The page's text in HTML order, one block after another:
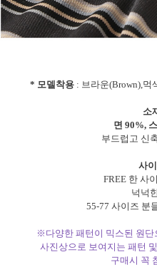
* 모델착용: 브라운(Brown),먹
소
면 90%,
부드럽고 신
사
FREE 한 사
넉넉
55-77 사이즈 분
※다양한 패턴이 믹스된 원단
사진상으로 보여지는 패턴
구매시 꼭